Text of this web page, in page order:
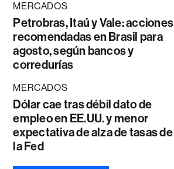
MERCADOS
Petrobras, Itaú y Vale: acciones
recomendadas en Brasil para
agosto, según bancos y
corredurías
MERCADOS
Dólar cae tras débil dato de
empleo en EE.UU. y menor
expectativa de alza de tasas de
la Fed